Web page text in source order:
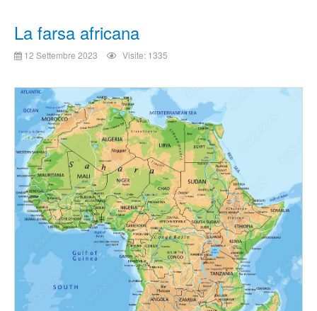
La farsa africana
12 Settembre 2023 Visite: 1335